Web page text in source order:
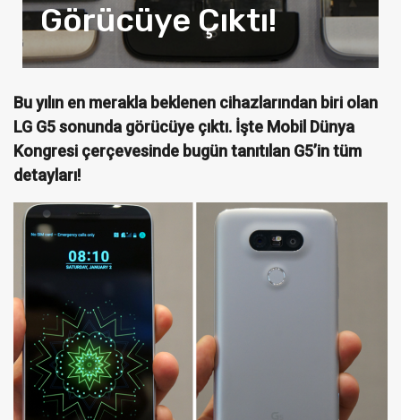
Görücüye Çıktı!
Bu yılın en merakla beklenen cihazlarından biri olan
LG G5 sonunda görücüye çıktı. İşte Mobil Dünya
Kongresi çerçevesinde bugün tanıtılan G5’in tüm
detayları!